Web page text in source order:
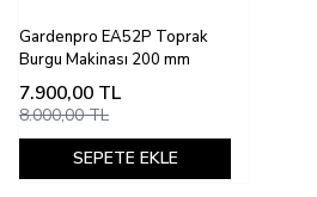
Gardenpro EA52P Toprak
Burgu Makinası 200 mm
7.900,00 TL
8.000,00 TL
SEPETE EKLE